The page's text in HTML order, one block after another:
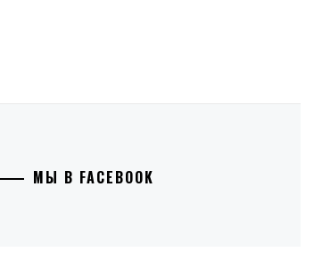
МЫ В FACEBOOK